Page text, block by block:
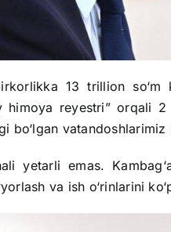
13 trillion
himoya reyestri” orqali
bo‘lgan
yetarli emas.
va ish o‘rinlarini